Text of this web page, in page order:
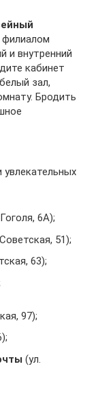
филиалом
и внутренний
кабинет
зал,
Бродить
6А);
51);
63);
97);
(ул.